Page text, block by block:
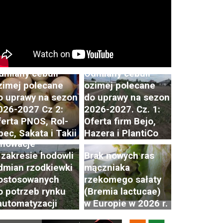
cebuli
polecane
uprawy na sezon
2027 Cz 2:
PNOS, Rol-
Sakata i Takii
Odmiany cebuli
ozimej polecane
do uprawy na sezon
2026-2027. Cz. 1:
Oferta firm Bejo,
Hazera i PlantiCo
i trendy
i uprawie
Cz. 2:
hodowli
rzodkiewki
potrzeb rynku
Brak nowych ras
mączniaka
rzekomego sałaty
(Bremia lactucae)
w Europie w 2026 r.